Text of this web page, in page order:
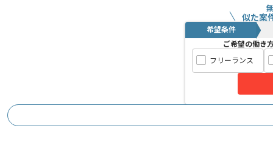
似た案
希望条件
ご希望の働き
フリーランス